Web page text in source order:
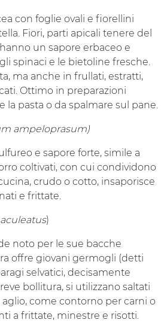
con foglie ovali e fiorellini
Fiori, parti apicali tenere del
un sapore erbaceo e
spinaci e le bietoline fresche.
ma anche in frullati, estratti,
Ottimo in preparazioni
la pasta o da spalmare sul pane.
ampeloprasum)
e sapore forte, simile a
coltivati, con cui condividono
crudo o cotto, insaporisce
e frittate.
)
noto per le sue bacche
offre giovani germogli (detti
selvatici, decisamente
bollitura, si utilizzano saltati
come contorno per carni o
a frittate, minestre e risotti.